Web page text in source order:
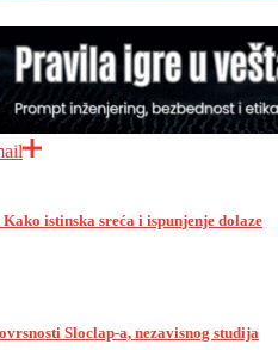
istinska sreća i ispunjenje dolaze
Sloclap-a, nezavisnog studija